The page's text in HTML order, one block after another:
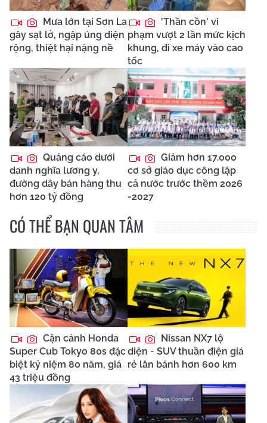
Mưa lớn tại Sơn La
gây sạt lở, ngập úng diện
rộng, thiệt hại nặng nề
'Thần cồn' vi
phạm vượt 2 lần mức kịch
khung, đi xe máy vào cao
tốc
Quảng cáo dưới
danh nghĩa lương y,
đường dây bán hàng thu
hơn 120 tỷ đồng
Giảm hơn 17.000
cơ sở giáo dục công lập
cả nước trước thềm 2026
-2027
CÓ THỂ BẠN QUAN TÂM
Cận cảnh Honda
Super Cub Tokyo 80s đặc
biệt kỷ niệm 80 năm, giá
43 triệu đồng
Nissan NX7 lộ
diện - SUV thuần điện giá
rẻ lăn bánh hơn 600 km